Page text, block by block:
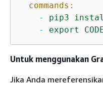
commands:
-
pip3
-
export
Untuk menggunakan
Jika Anda